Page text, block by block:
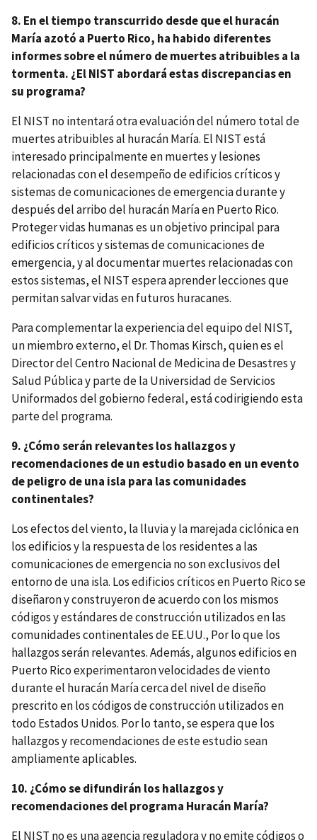
8. En el tiempo transcurrido desde que el huracán
María azotó a Puerto Rico, ha habido diferentes
informes sobre el número de muertes atribuibles a la
tormenta. ¿El NIST abordará estas discrepancias en
su programa?
El NIST no intentará otra evaluación del número total de
muertes atribuibles al huracán María. El NIST está
interesado principalmente en muertes y lesiones
relacionadas con el desempeño de edificios críticos y
sistemas de comunicaciones de emergencia durante y
después del arribo del huracán María en Puerto Rico.
Proteger vidas humanas es un objetivo principal para
edificios críticos y sistemas de comunicaciones de
emergencia, y al documentar muertes relacionadas con
estos sistemas, el NIST espera aprender lecciones que
permitan salvar vidas en futuros huracanes.
Para complementar la experiencia del equipo del NIST,
un miembro externo, el Dr. Thomas Kirsch, quien es el
Director del Centro Nacional de Medicina de Desastres y
Salud Pública y parte de la Universidad de Servicios
Uniformados del gobierno federal, está codirigiendo esta
parte del programa.
9. ¿Cómo serán relevantes los hallazgos y
recomendaciones de un estudio basado en un evento
de peligro de una isla para las comunidades
continentales?
Los efectos del viento, la lluvia y la marejada ciclónica en
los edificios y la respuesta de los residentes a las
comunicaciones de emergencia no son exclusivos del
entorno de una isla. Los edificios críticos en Puerto Rico se
diseñaron y construyeron de acuerdo con los mismos
códigos y estándares de construcción utilizados en las
comunidades continentales de EE.UU., Por lo que los
hallazgos serán relevantes. Además, algunos edificios en
Puerto Rico experimentaron velocidades de viento
durante el huracán María cerca del nivel de diseño
prescrito en los códigos de construcción utilizados en
todo Estados Unidos. Por lo tanto, se espera que los
hallazgos y recomendaciones de este estudio sean
ampliamente aplicables.
10. ¿Cómo se difundirán los hallazgos y
recomendaciones del programa Huracán María?
El NIST no es una agencia reguladora y no emite códigos o